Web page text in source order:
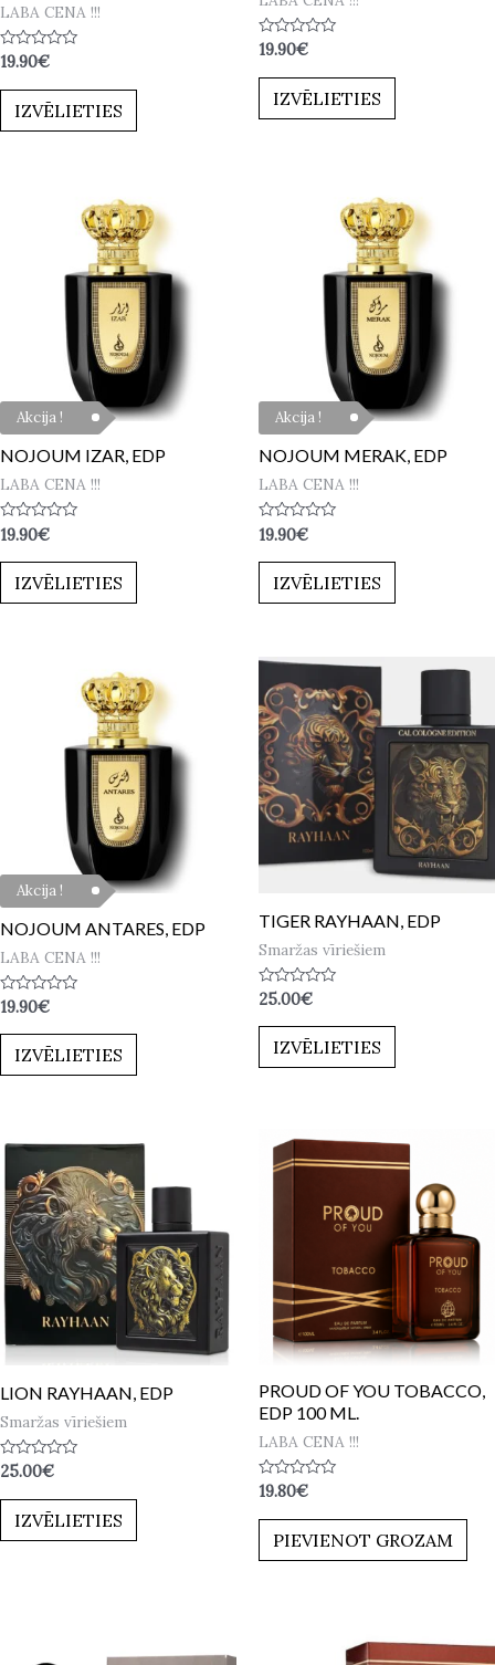
LABA CENA !!!
Novērtēts
0
19.90€
IZVĒLIETIES
Novērtēts
0
19.90€
IZVĒLIETIES
Akcija !
NOJOUM IZAR, EDP
LABA CENA !!!
Novērtēts
ar
0
19.90€
IZVĒLIETIES
Akcija !
NOJOUM MERAK, EDP
LABA CENA !!!
Novērtēts
ar
0
19.90€
IZVĒLIETIES
Akcija !
NOJOUM ANTARES, EDP
LABA CENA !!!
Novērtēts
0
19.90€
IZVĒLIETIES
TIGER RAYHAAN, EDP
Smaržas vīriešiem
Novērtēts
0
25.00€
IZVĒLIETIES
LION RAYHAAN, EDP
Smaržas vīriešiem
Novērtēts
0
25.00€
IZVĒLIETIES
PROUD OF YOU TOBACCO,
EDP 100 ML.
LABA CENA !!!
Novērtēts
0
19.80€
PIEVIENOT GROZAM